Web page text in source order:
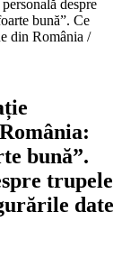
despre
bună”. Ce
din România /
bună”.
trupele
date